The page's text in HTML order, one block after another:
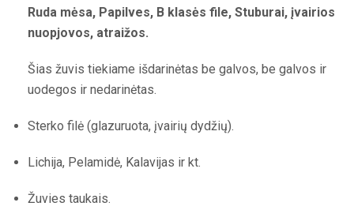
Ruda mėsa, Papilves, B klasės file, Stuburai, įvairios
nuopjovos, atraižos.
Šias žuvis tiekiame išdarinėtas be galvos, be galvos ir
uodegos ir nedarinėtas.
Sterko filė (glazuruota, įvairių dydžių).
Lichija, Pelamidė, Kalavijas ir kt.
Žuvies taukais.